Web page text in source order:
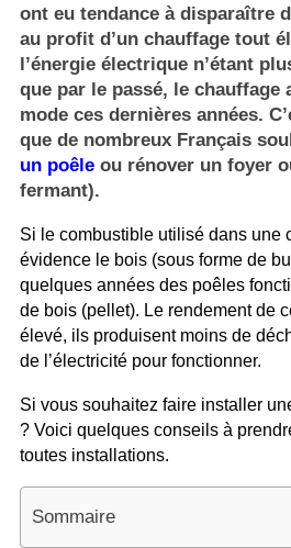
ont eu tendance à disparaître
au profit d’un chauffage tout
l’énergie électrique n’étant
que par le passé, le chauffage
mode ces dernières années.
que de nombreux Français
un poêle ou rénover un foyer
fermant).
Si le combustible utilisé dans une
évidence le bois (sous forme de
quelques années des poêles
de bois (pellet). Le rendement de
élevé, ils produisent moins de
de l’électricité pour fonctionner.
Si vous souhaitez faire installer
? Voici quelques conseils à
toutes installations.
Sommaire